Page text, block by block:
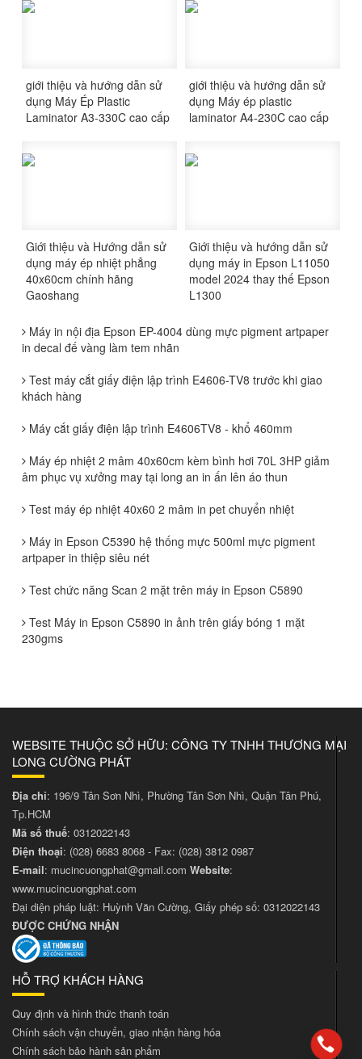
giới thiệu và hướng dẫn sử
dụng Máy Ép Plastic
Laminator A3-330C cao cấp
giới thiệu và hướng dẫn sử
dụng Máy ép plastic
laminator A4-230C cao cấp
Giới thiệu và Hướng dẫn sử
dụng máy ép nhiệt phẳng
40x60cm chính hãng
Gaoshang
Giới thiệu và hướng dẫn sử
dụng máy in Epson L11050
model 2024 thay thế Epson
L1300
Máy in nội địa Epson EP-4004 dùng mực pigment artpaper
in decal đế vàng làm tem nhãn
Test máy cắt giấy điện lập trình E4606-TV8 trước khi giao
khách hàng
Máy cắt giấy điện lập trình E4606TV8 - khổ 460mm
Máy ép nhiệt 2 mâm 40x60cm kèm bình hơi 70L 3HP giảm
âm phục vụ xưởng may tại long an in ấn lên áo thun
Test máy ép nhiệt 40x60 2 mâm in pet chuyển nhiệt
Máy in Epson C5390 hệ thống mực 500ml mực pigment
artpaper in thiệp siêu nét
Test chức năng Scan 2 mặt trên máy in Epson C5890
Test Máy in Epson C5890 in ảnh trên giấy bóng 1 mặt
230gms
WEBSITE THUỘC SỞ HỮU: CÔNG TY TNHH THƯƠNG MẠI
LONG CƯỜNG PHÁT
Địa chỉ: 196/9 Tân Sơn Nhì, Phường Tân Sơn Nhì, Quận Tân Phú,
Tp.HCM
Mã số thuế: 0312022143
Điện thoại: (028) 6683 8068 - Fax: (028) 3812 0987
E-mail: mucincuongphat@gmail.com Website:
www.mucincuongphat.com
Đại diện pháp luật: Huỳnh Văn Cường, Giấy phép số: 0312022143
ĐƯỢC CHỨNG NHẬN
HỖ TRỢ KHÁCH HÀNG
Quy định và hình thức thanh toán
Chính sách vận chuyển, giao nhận hàng hóa
Chính sách bảo hành sản phẩm